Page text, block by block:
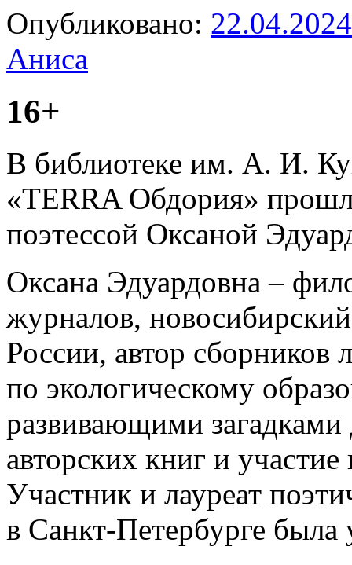
Опубликовано: 22.04.2024
Аниса
16+
В библиотеке им. А. И.
«TERRA Oбдория»
поэтессой Оксаной
Оксана Эдуардовна –
журналов,
России, автор сборников
по экологическому
развивающими
авторских книг и
Участник и лауреат
в Санкт-Петербурге была